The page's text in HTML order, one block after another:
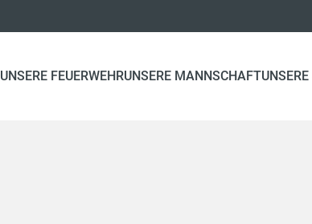
UNSERE FEUERWEHRUNSERE MANNSCHAFT